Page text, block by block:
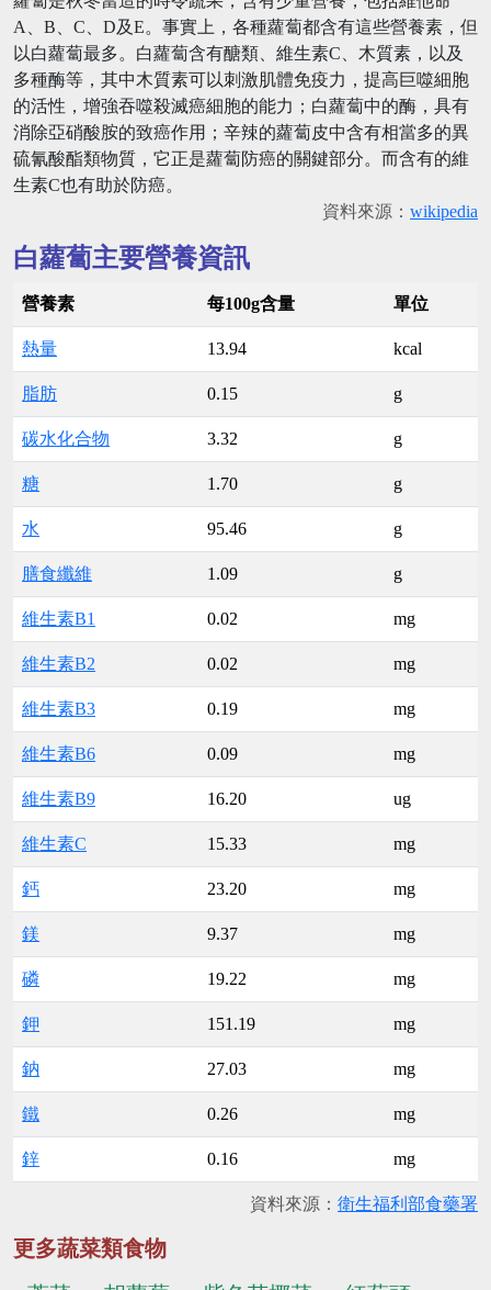
A、B、C、D及E。事實上，各種蘿蔔都含有這些營養素，但
以白蘿蔔最多。白蘿蔔含有醣類、維生素C、木質素，以及
多種酶等，其中木質素可以刺激肌體免疫力，提高巨噬細胞
的活性，增強吞噬殺滅癌細胞的能力；白蘿蔔中的酶，具有
消除亞硝酸胺的致癌作用；辛辣的蘿蔔皮中含有相當多的異
硫氰酸酯類物質，它正是蘿蔔防癌的關鍵部分。而含有的維
生素C也有助於防癌。
資料來源： wikipedia
白蘿蔔主要營養資訊
營養素 每100g含量 單位
熱量 13.94 kcal
脂肪 0.15 g
碳水化合物 3.32 g
糖 1.70 g
水 95.46 g
膳食纖維 1.09 g
維生素B1 0.02 mg
維生素B2 0.02 mg
維生素B3 0.19 mg
維生素B6 0.09 mg
維生素B9 16.20 ug
維生素C 15.33 mg
鈣 23.20 mg
鎂 9.37 mg
磷 19.22 mg
鉀 151.19 mg
鈉 27.03 mg
鐵 0.26 mg
鋅 0.16 mg
資料來源： 衛生福利部食藥署
更多蔬菜類食物